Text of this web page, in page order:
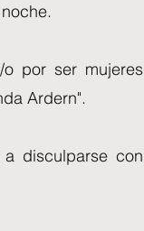
o por ser mujeres
Ardern".
disculparse con